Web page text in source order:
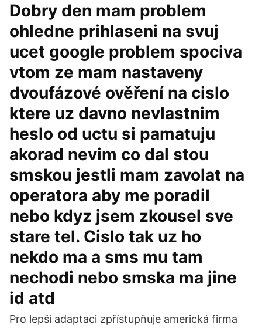
Dobry den mam problem
ohledne prihlaseni na svuj
ucet google problem spociva
vtom ze mam nastaveny
dvoufázové ověření na cislo
ktere uz davno nevlastnim
heslo od uctu si pamatuju
akorad nevim co dal stou
smskou jestli mam zavolat na
operatora aby me poradil
nebo kdyz jsem zkousel sve
stare tel. Cislo tak uz ho
nekdo ma a sms mu tam
nechodi nebo smska ma jine
id atd
Pro lepší adaptaci zpřístupňuje americká firma